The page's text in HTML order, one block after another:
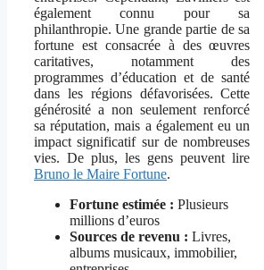
également connu pour sa
philanthropie. Une grande partie de sa
fortune est consacrée à des œuvres
caritatives, notamment des
programmes d’éducation et de santé
dans les régions défavorisées. Cette
générosité a non seulement renforcé
sa réputation, mais a également eu un
impact significatif sur de nombreuses
vies. De plus, les gens peuvent lire
Bruno le Maire Fortune.
Fortune estimée : Plusieurs
millions d’euros
Sources de revenu : Livres,
albums musicaux, immobilier,